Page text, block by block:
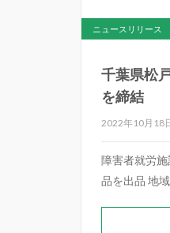
ニュースリリース
千葉県松
を締結
2022年10月18
障害者就労
品を出品 地